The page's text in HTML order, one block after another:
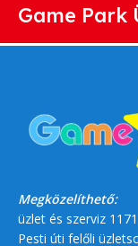
Game Park
Megközelíthető:
üzlet és szerviz
Pesti úti felőli